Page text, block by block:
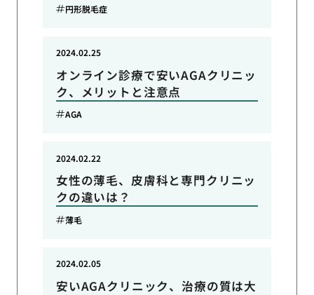
円形脱毛症
オンライン診療で安いAGAクリニッ
ク、メリットと注意点
2024.02.25
AGA
女性の薄毛、皮膚科と専門クリニッ
クの違いは？
2024.02.22
薄毛
安いAGAクリニック、治療の質は大
2024.02.05